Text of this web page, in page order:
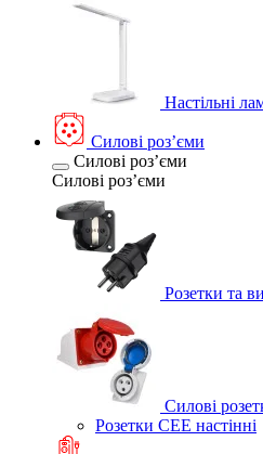
Настільні
Силові розʼєми
Силові розʼєми
Силові розʼєми
Розетки та
Силові
Розетки CEE настінні